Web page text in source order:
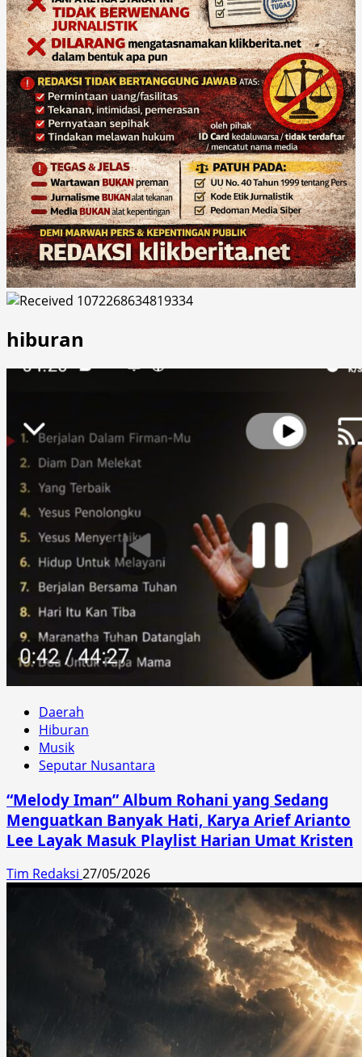
hiburan
Daerah
Hiburan
Musik
Seputar Nusantara
“Melody Iman” Album Rohani yang Sedang
Menguatkan Banyak Hati, Karya Arief Arianto
Lee Layak Masuk Playlist Harian Umat Kristen
Tim Redaksi 27/05/2026